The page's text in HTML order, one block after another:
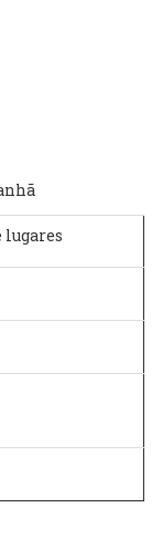
lugares